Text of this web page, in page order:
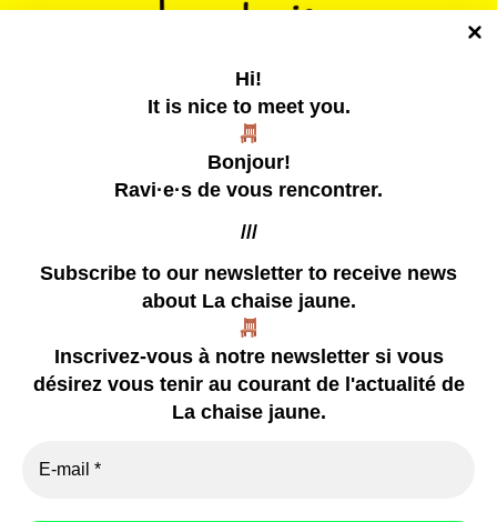
Hi!
It is nice to meet you.
Bonjour!
Ravi·e·s de vous rencontrer.
///
Subscribe to our newsletter to receive news
about La chaise jaune.
Inscrivez-vous à notre newsletter si vous
désirez vous tenir au courant de l'actualité de
La chaise jaune.
Un collectif tentaculaire qui publie des zines
à venir